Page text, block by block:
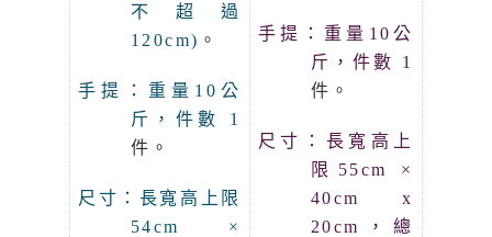
不超過
120cm) 。
手提：重量10公
斤，件數 1
件。
尺寸：長寬高上限
54cm ×
手提：重量10公
斤，件數 1
件。
尺寸：長寬高上
限55cm ×
40cm x
20cm，總